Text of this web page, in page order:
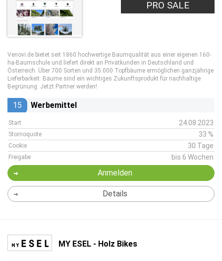
PRO SALE
Venovi.de bietet seit 1860 hochwertige Baumqualität aus einer eigenen 160-
ha-Baumschule und liefert direkt an Privatkunden in Deutschland und
Österreich. Über 700 Sorten und 35.000 Topfbäume ermöglichen ganzjährige
Lieferbarkeit. Bäume sind ein wichtiges Zukunftsprodukt für nachhaltige
Begrünung. Jetzt Partner werden!
15 Werbemittel
Start 24.08.2023
Stornoquote 33 %
Cookie 30 Tage
Freigabe bis 6 Wochen
Anmelden
Details
MY ESEL - Holz Bikes